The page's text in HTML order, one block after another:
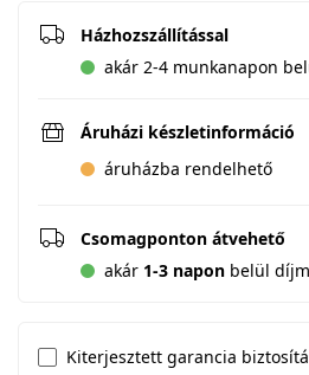
Házhozszállítással
akár 2-4 munkanapon
Áruházi készletinformáció
áruházba rendelhető
Csomagponton átvehető
akár 1-3 napon belül
Kiterjesztett garancia